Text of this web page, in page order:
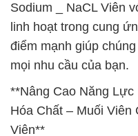
Sodium _ NaCL Viên
linh hoạt trong cung
điểm mạnh giúp
mọi nhu cầu của bạn.
**Nâng Cao Năng
Hóa Chất – Muối Viên
Viên**